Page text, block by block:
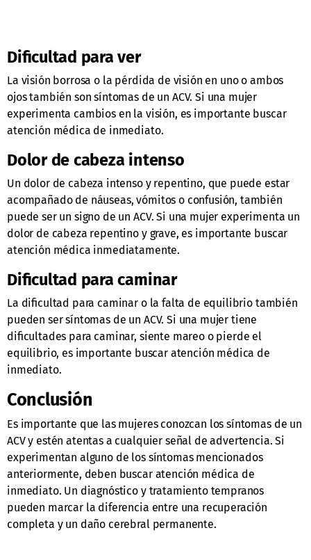
Dificultad para ver
La visión borrosa o la pérdida de visión en uno o ambos
ojos también son síntomas de un ACV. Si una mujer
experimenta cambios en la visión, es importante buscar
atención médica de inmediato.
Dolor de cabeza intenso
Un dolor de cabeza intenso y repentino, que puede estar
acompañado de náuseas, vómitos o confusión, también
puede ser un signo de un ACV. Si una mujer experimenta un
dolor de cabeza repentino y grave, es importante buscar
atención médica inmediatamente.
Dificultad para caminar
La dificultad para caminar o la falta de equilibrio también
pueden ser síntomas de un ACV. Si una mujer tiene
dificultades para caminar, siente mareo o pierde el
equilibrio, es importante buscar atención médica de
inmediato.
Conclusión
Es importante que las mujeres conozcan los síntomas de un
ACV y estén atentas a cualquier señal de advertencia. Si
experimentan alguno de los síntomas mencionados
anteriormente, deben buscar atención médica de
inmediato. Un diagnóstico y tratamiento tempranos
pueden marcar la diferencia entre una recuperación
completa y un daño cerebral permanente.